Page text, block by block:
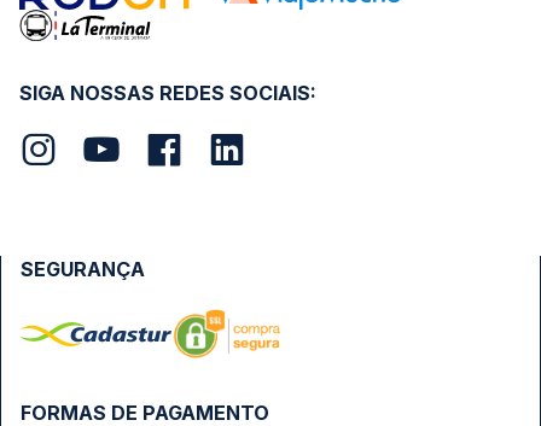
SIGA NOSSAS REDES SOCIAIS:
FORMAS DE PAGAMENTO
SEGURANÇA